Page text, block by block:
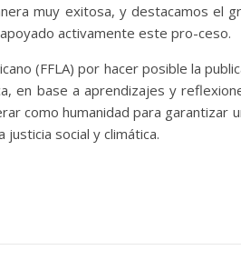
muy exitosa, y destacamos el
activamente este pro-ceso.
(FFLA) por hacer posible la
en base a aprendizajes y
como humanidad para
social y climática.